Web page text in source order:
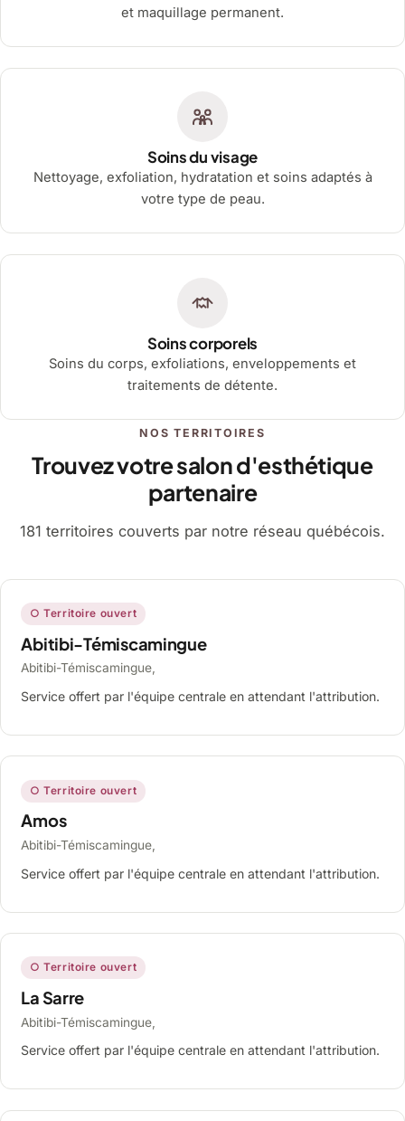
et maquillage permanent.
Soins du visage
Nettoyage, exfoliation, hydratation et soins adaptés à
votre type de peau.
Soins corporels
Soins du corps, exfoliations, enveloppements et
traitements de détente.
NOS TERRITOIRES
Trouvez votre salon d'esthétique
partenaire
181 territoires couverts par notre réseau québécois.
○ Territoire ouvert
Abitibi-Témiscamingue
Abitibi-Témiscamingue,
Service offert par l'équipe centrale en attendant l'attribution.
○ Territoire ouvert
Amos
Abitibi-Témiscamingue,
Service offert par l'équipe centrale en attendant l'attribution.
○ Territoire ouvert
La Sarre
Abitibi-Témiscamingue,
Service offert par l'équipe centrale en attendant l'attribution.